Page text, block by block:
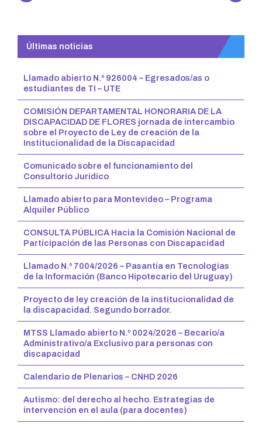
Últimas noticias
Llamado abierto N.º 926004 – Egresados/as o
estudiantes de TI – UTE
COMISIÓN DEPARTAMENTAL HONORARIA DE LA
DISCAPACIDAD DE FLORES jornada de intercambio
sobre el Proyecto de Ley de creación de la
Institucionalidad de la Discapacidad
Comunicado sobre el funcionamiento del
Consultorio Jurídico
Llamado abierto para Montevideo – Programa
Alquiler Público
CONSULTA PÚBLICA Hacia la Comisión Nacional de
Participación de las Personas con Discapacidad
Llamado N.º 7004/2026 – Pasantía en Tecnologías
de la Información (Banco Hipotecario del Uruguay)
Proyecto de ley creación de la institucionalidad de
la discapacidad. Segundo borrador.
MTSS Llamado abierto N.º 0024/2026 – Becario/a
Administrativo/a Exclusivo para personas con
discapacidad
Calendario de Plenarios – CNHD 2026
Autismo: del derecho al hecho. Estrategias de
intervención en el aula (para docentes)